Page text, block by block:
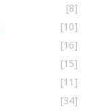
[8]
[10]
[16]
[15]
[11]
[34]